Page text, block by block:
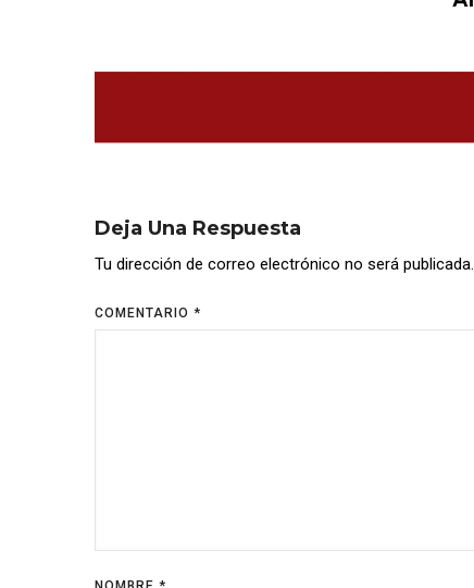
Deja Una Respuesta
Tu dirección de correo electrónico no será publicada.
COMENTARIO *